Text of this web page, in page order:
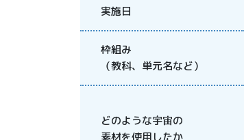
実施日
枠組み
（教科、単元名など）
どのような宇宙の
素材を使用したか